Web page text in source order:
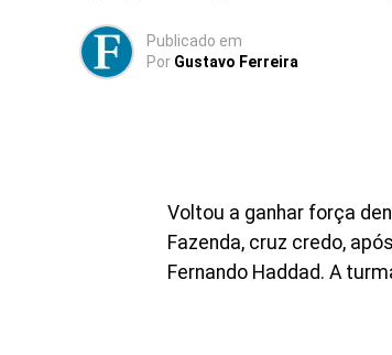
Publicado em
Por Gustavo Ferreira
Voltou a ganhar força
Fazenda, cruz credo,
Fernando Haddad. A